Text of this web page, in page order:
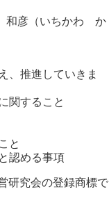
いちかわ か
推進していきま
関すること
と
認める事項
究会の登録商標で